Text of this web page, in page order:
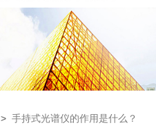
>手持式光谱仪的作用是什么？